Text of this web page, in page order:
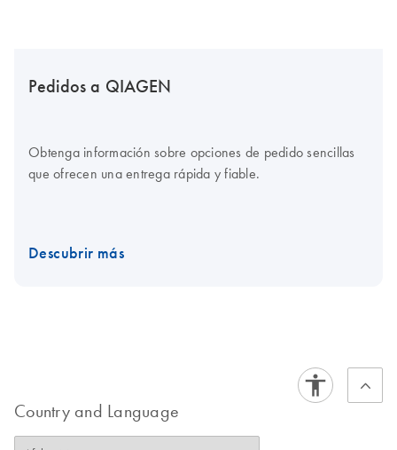
Pedidos a QIAGEN
Obtenga información sobre opciones de pedido sencillas
que ofrecen una entrega rápida y fiable.
Descubrir más
Country and Language